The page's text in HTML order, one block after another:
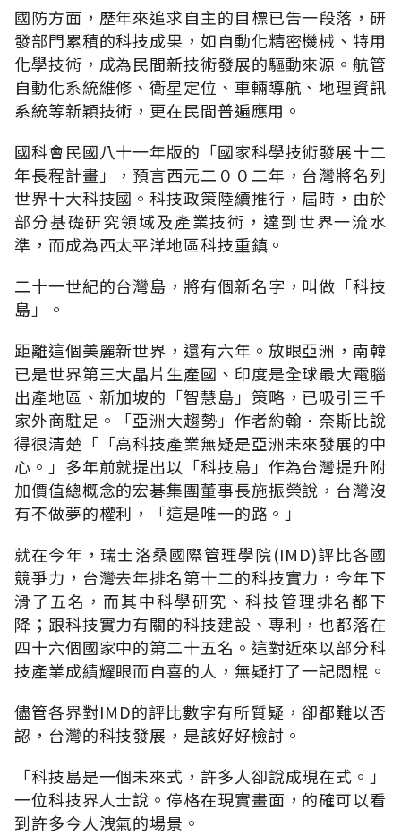
國防方面，歷年來追求自主的目標已告一段落，研
發部門累積的科技成果，如自動化精密機械、特用
化學技術，成為民間新技術發展的驅動來源。航管
自動化系統維修、衛星定位、車輛導航、地理資訊
系統等新穎技術，更在民間普遍應用。
國科會民國八十一年版的「國家科學技術發展十二
年長程計畫」，預言西元二００二年，台灣將名列
世界十大科技國。科技政策陸續推行，屆時，由於
部分基礎研究領域及產業技術，達到世界一流水
準，而成為西太平洋地區科技重鎮。
二十一世紀的台灣島，將有個新名字，叫做「科技
島」。
距離這個美麗新世界，還有六年。放眼亞洲，南韓
已是世界第三大晶片生產國、印度是全球最大電腦
出產地區、新加坡的「智慧島」策略，已吸引三千
家外商駐足。「亞洲大趨勢」作者約翰．奈斯比說
得很清楚「「高科技產業無疑是亞洲未來發展的中
心。」多年前就提出以「科技島」作為台灣提升附
加價值總概念的宏碁集團董事長施振榮說，台灣沒
有不做夢的權利，「這是唯一的路。」
就在今年，瑞士洛桑國際管理學院(IMD)評比各國
競爭力，台灣去年排名第十二的科技實力，今年下
滑了五名，而其中科學研究、科技管理排名都下
降；跟科技實力有關的科技建設、專利，也都落在
四十六個國家中的第二十五名。這對近來以部分科
技產業成績耀眼而自喜的人，無疑打了一記悶棍。
儘管各界對IMD的評比數字有所質疑，卻都難以否
認，台灣的科技發展，是該好好檢討。
「科技島是一個未來式，許多人卻說成現在式。」
一位科技界人士說。停格在現實畫面，的確可以看
到許多今人洩氣的場景。